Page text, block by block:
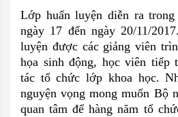
Lớp huấn luyện diễn ra
ngày 17 đến ngày 20/11/
luyện được các giảng viên
họa sinh động, học viên tiếp
tác tổ chức lớp khoa học.
nguyện vọng mong muốn Bộ
quan tâm để hàng năm tổ